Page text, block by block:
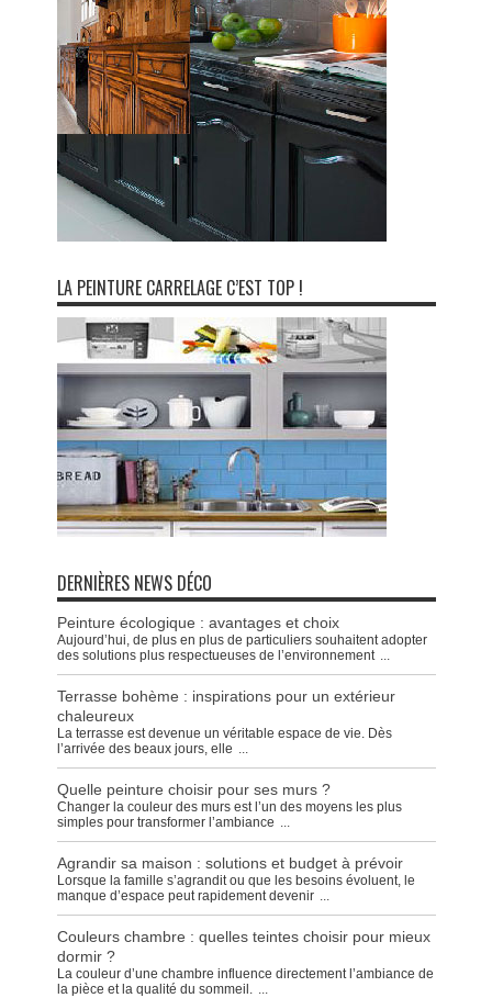
LA PEINTURE CARRELAGE C’EST TOP !
DERNIÈRES NEWS DÉCO
Peinture écologique : avantages et choix
Aujourd’hui, de plus en plus de particuliers souhaitent adopter
des solutions plus respectueuses de l’environnement
Terrasse bohème : inspirations pour un extérieur
chaleureux
La terrasse est devenue un véritable espace de vie. Dès
l’arrivée des beaux jours, elle
Quelle peinture choisir pour ses murs ?
Changer la couleur des murs est l’un des moyens les plus
simples pour transformer l’ambiance
Agrandir sa maison : solutions et budget à prévoir
Lorsque la famille s’agrandit ou que les besoins évoluent, le
manque d’espace peut rapidement devenir
Couleurs chambre : quelles teintes choisir pour mieux
dormir ?
La couleur d’une chambre influence directement l’ambiance de
la pièce et la qualité du sommeil.